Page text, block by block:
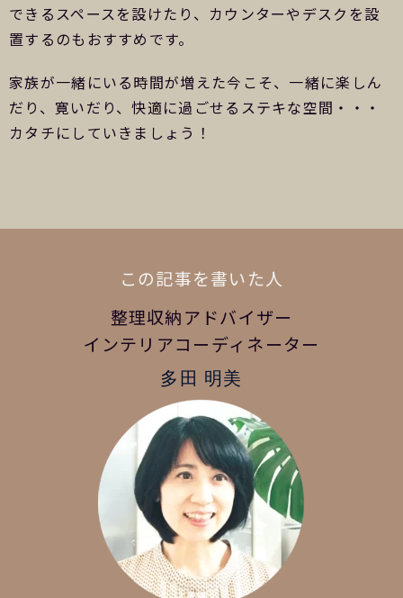
できるスペースを設けたり、カウンターやデスクを設
置するのもおすすめです。
家族が一緒にいる時間が増えた今こそ、一緒に楽しん
だり、寛いだり、快適に過ごせるステキな空間・・・
カタチにしていきましょう！
この記事を書いた人
整理収納アドバイザー
インテリアコーディネーター
多田 明美